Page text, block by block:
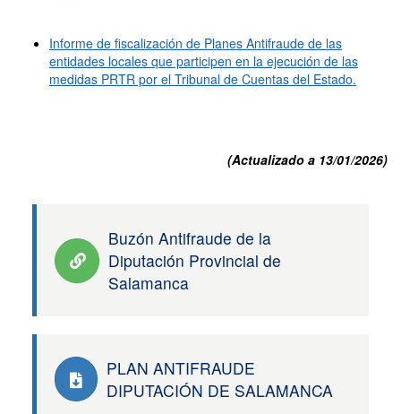
Informe de fiscalización de Planes Antifraude de las
entidades locales que participen en la ejecución de las
medidas PRTR por el Tribunal de Cuentas del Estado.
(Actualizado a 13/01/2026)
Buzón Antifraude de la
Diputación Provincial de
Salamanca
PLAN ANTIFRAUDE
DIPUTACIÓN DE SALAMANCA